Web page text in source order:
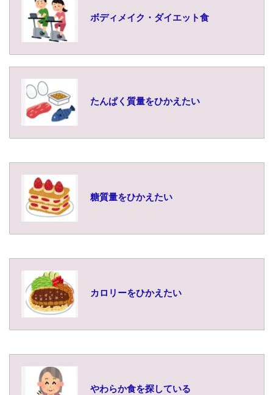
ボディメイク・ダイエット食
たんぱく質量をひかえたい
糖質量をひかえたい
カロリーをひかえたい
やわらか食を探している